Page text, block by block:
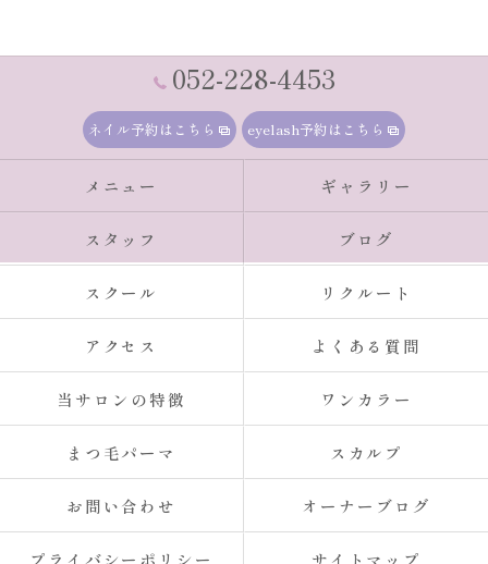
052-228-4453
ネイル予約はこちら eyelash予約はこちら
メニュー ギャラリー
スタッフ ブログ
スクール リクルート
アクセス よくある質問
当サロンの特徴 ワンカラー
まつ毛パーマ スカルプ
お問い合わせ オーナーブログ
プライバシーポリシー サイトマップ